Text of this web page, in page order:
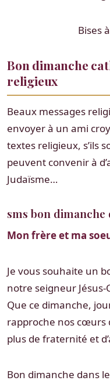
Bises
Bon dimanche
religieux
Beaux messages
envoyer à un ami
textes religieux, s’ils
peuvent convenir à
Judaïsme…
sms bon dimanche
Mon frère et ma
Je vous souhaite un
notre seigneur
Que ce dimanche,
rapproche nos cœurs
plus de fraternité et
Bon dimanche dans